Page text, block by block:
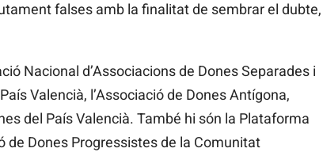
falses amb la finalitat de sembrar el dubte,
Nacional d’Associacions de Dones Separades i
Valencià, l’Associació de Dones Antígona,
del País Valencià. També hi són la Plataforma
de Dones Progressistes de la Comunitat